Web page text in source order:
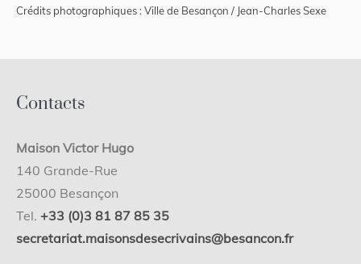
Crédits photographiques : Ville de Besançon / Jean-Charles Sexe
Contacts
Maison Victor Hugo
140 Grande-Rue
25000 Besançon
Tel. +33 (0)3 81 87 85 35
secretariat.maisonsdesecrivains@besancon.fr